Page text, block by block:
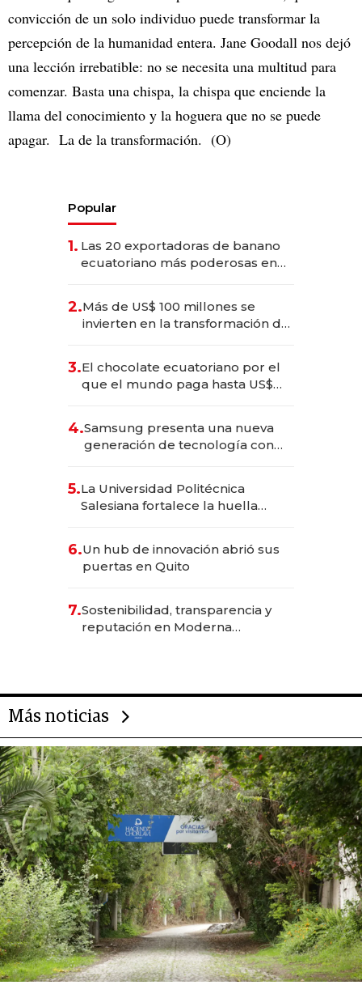
convicción de un solo individuo puede transformar la
percepción de la humanidad entera. Jane Goodall nos dejó
una lección irrebatible: no se necesita una multitud para
comenzar. Basta una chispa, la chispa que enciende la
llama del conocimiento y la hoguera que no se puede
apagar. La de la transformación. (O)
Popular
1. Las 20 exportadoras de banano
ecuatoriano más poderosas en
2.Más de US$ 100 millones se
invierten en la transformación de
3.El chocolate ecuatoriano por el
que el mundo paga hasta US$
4.Samsung presenta una nueva
generación de tecnología con
5.La Universidad Politécnica
Salesiana fortalece la huella
6.Un hub de innovación abrió sus
puertas en Quito
7.Sostenibilidad, transparencia y
reputación en Moderna
Más noticias